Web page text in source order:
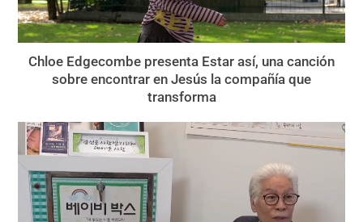
Chloe Edgecombe presenta Estar así, una canción
sobre encontrar en Jesús la compañía que
transforma